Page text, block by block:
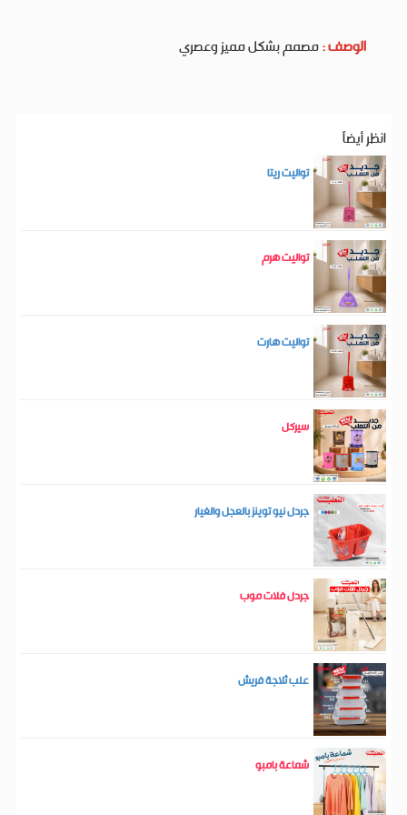
الوصف : مصمم بشكل مميز وعصري
انظر أيضاَ
تواليت ريتا
تواليت هرم
تواليت هارت
سيركل
جردل نيو توينز بالعجل والغيار
جردل فلات موب
علب ثلاجة فريش
شماعة بامبو